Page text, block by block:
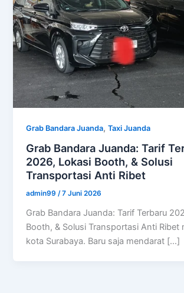
Grab Bandara Juanda,Taxi Juanda
Grab Bandara Juanda: Tarif
2026, Lokasi Booth, & Solusi
Transportasi Anti Ribet
admin99/7 Juni 2026
Grab Bandara Juanda: Tarif Terbaru
Booth, & Solusi Transportasi Anti Ribet
kota Surabaya. Baru saja mendarat […]